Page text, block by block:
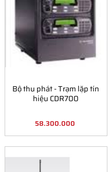
Bộ thu phát - Trạm lặp tín
hiệu CDR700
58.300.000